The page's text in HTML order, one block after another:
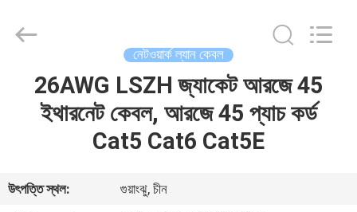
ভিডিও
Industry
Reserved.
নেটওয়ার্ক ল্যান কেবল
26AWG LSZH জ্যাকেট আরজে 45
ইথারনেট কেবল, আরজে 45 প্যাচ কর্ড
Cat5 Cat6 Cat5E
উৎপত্তি স্থল:
গুয়াংঝু, চীন